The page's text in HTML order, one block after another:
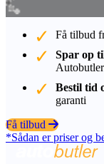
Få tilbud
Spar op
Autobutler
Bestil tid
garanti
Få tilbud
*Sådan er priser og